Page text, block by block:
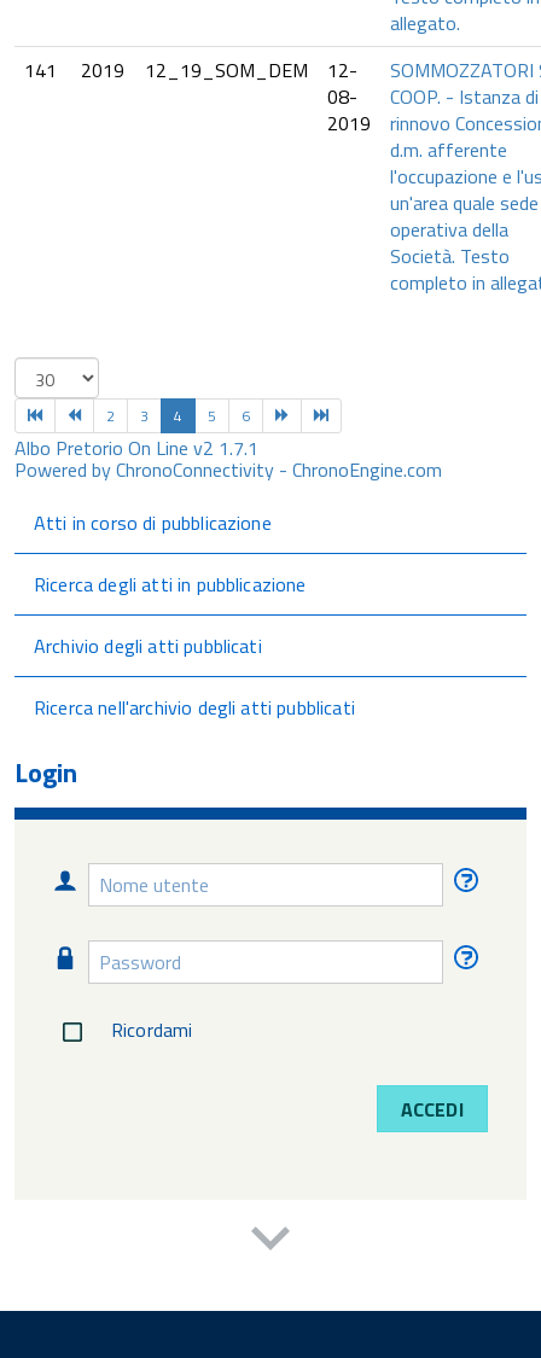
allegato.
141
2019 12_19_SOM_DEM
12-
08-
2019
SOMMOZZATORI
COOP. - Istanza di
rinnovo
d.m. afferente
l'occupazione e
un'area quale sede
operativa della
Società. Testo
completo in
2 3 4 5 6
Albo Pretorio On Line v2 1.7.1
Powered by ChronoConnectivity - ChronoEngine.com
Atti in corso di pubblicazione
Ricerca degli atti in pubblicazione
Archivio degli atti pubblicati
Ricerca nell'archivio degli atti pubblicati
Login
Nome
utente
Password
Ricordami
ACCEDI